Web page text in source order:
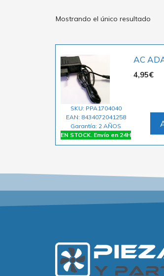
Mostrando el único resultado
SKU: PPA1704040
EAN: 8434072041258
Garantía: 2 AÑOS
EN STOCK. Envío en 24H
AC
4,95€